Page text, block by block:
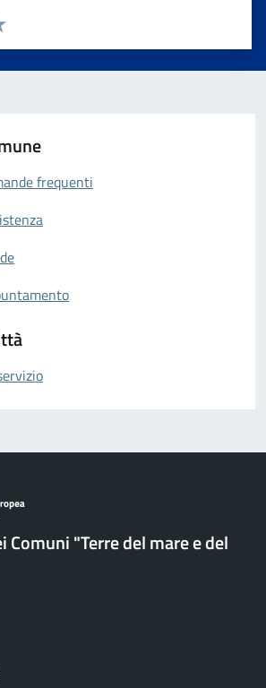
pagina
5 stelle su 5
4 stelle su 5
su 5
su 5
frequenti
Comuni "Terre del mare e del